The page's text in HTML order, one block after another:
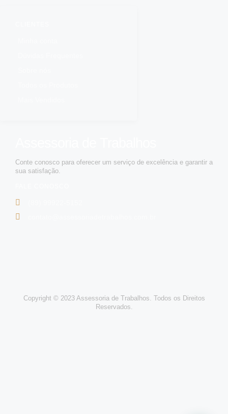
Conte conosco para oferecer um serviço de excelência e garantir a
sua satisfação.
Copyright © 2023 Assessoria de Trabalhos. Todos os Direitos
Reservados.